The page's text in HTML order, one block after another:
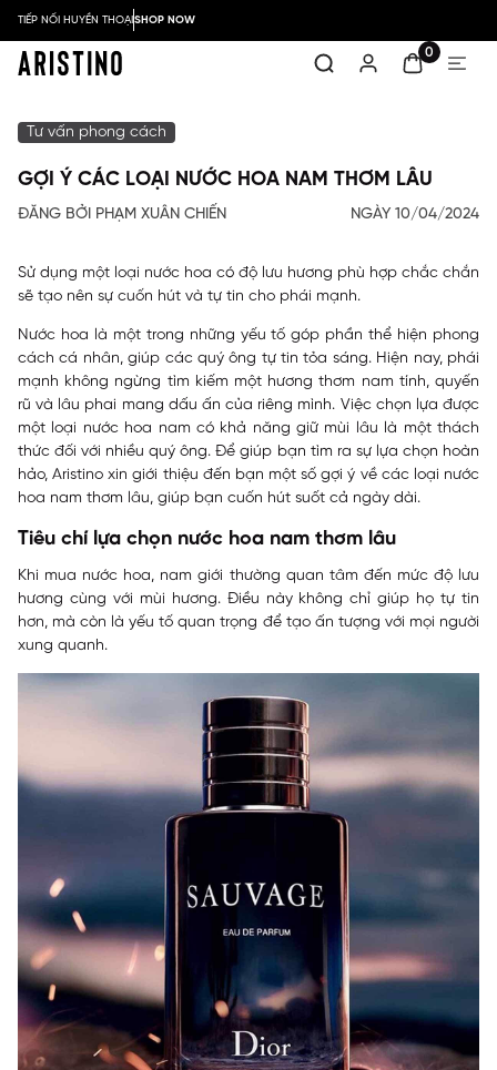
TIẾP NỐI HUYỀN THOẠISHOP NOW
0
Tư vấn phong cách
GỢI Ý CÁC LOẠI NƯỚC HOA NAM THƠM LÂU
ĐĂNG BỞI PHẠM XUÂN CHIẾN NGÀY 10/04/2024
Sử dụng một loại nước hoa có độ lưu hương phù hợp chắc chắn
sẽ tạo nên sự cuốn hút và tự tin cho phái mạnh.
Nước hoa là một trong những yếu tố góp phần thể hiện phong
cách cá nhân, giúp các quý ông tự tin tỏa sáng. Hiện nay, phái
mạnh không ngừng tìm kiếm một hương thơm nam tính, quyến
rũ và lâu phai mang dấu ấn của riêng mình. Việc chọn lựa được
một loại nước hoa nam có khả năng giữ mùi lâu là một thách
thức đối với nhiều quý ông. Để giúp bạn tìm ra sự lựa chọn hoàn
hảo, Aristino xin giới thiệu đến bạn một số gợi ý về các loại nước
hoa nam thơm lâu, giúp bạn cuốn hút suốt cả ngày dài.
Tiêu chí lựa chọn nước hoa nam thơm lâu
Khi mua nước hoa, nam giới thường quan tâm đến mức độ lưu
hương cùng với mùi hương. Điều này không chỉ giúp họ tự tin
hơn, mà còn là yếu tố quan trọng để tạo ấn tượng với mọi người
xung quanh.